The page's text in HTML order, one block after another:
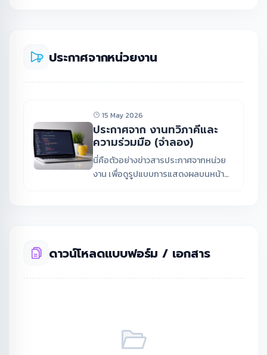
ประกาศจากหน่วยงาน
15 May 2026
ประกาศจาก งานทวิภาคีและ
ความร่วมมือ (จำลอง)
นี่คือตัวอย่างข่าวสารประกาศจากหน่วย
งาน เพื่อดูรูปแบบการแสดงผลบนหน้า
ดาวน์โหลดแบบฟอร์ม / เอกสาร